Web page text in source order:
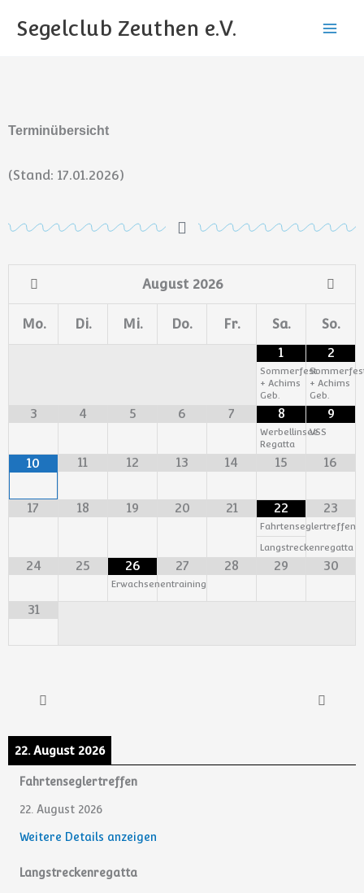
InhaltSegelclub Zeuthen e.V.
Terminübersicht
(Stand: 17.01.2026)
August 2026
Mo. Di. Mi. Do. Fr. Sa.
So.
1
Sommerfest
+ Achims
Geb.
2
+ Achims
Geb.
3 4 5 6 7 8
Werbellinsee
Regatta
9
VSS
10 11 12 13 14 15 16
17 18 19 20 21 22
Fahrtenseglertreffen
Langstreckenregatta
23
24 25 26
Erwachsenentraining
27 28 29 30
31
22. August 2026
Fahrtenseglertreffen
22. August 2026
Weitere Details anzeigen
Langstreckenregatta